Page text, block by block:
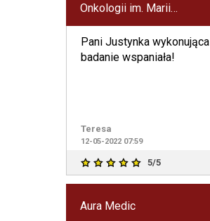
Onkologii im. Marii
Skłodowskiej-Curie
Pani Justynka wykonująca
badanie wspaniała!
Teresa
12-05-2022 07:59
5/5
Aura Medic